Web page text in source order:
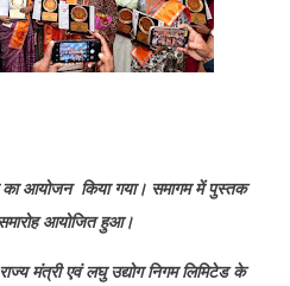
का आयोजन किया गया। समागम में पुस्तक
समारोह आयोजित हुआ।
मंत्री एवं लघु उद्योग निगम लिमिटेड के